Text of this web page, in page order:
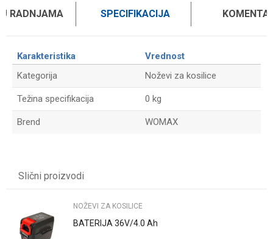
RADNJAMA SPECIFIKACIJA
Karakteristika
Vrednost
Kategorija
Noževi za kosilice
Težina specifikacija 0 kg
Brend WOMAX
Poruka
Slični proizvodi
NOŽEVI ZA KOSILICE
BATERIJA 36V/4.0 Ah